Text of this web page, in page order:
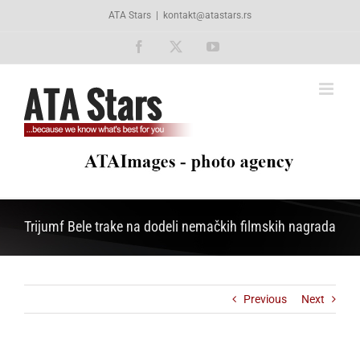
ATA Stars kontakt@atastars.rs
Facebook YouTube
Trijumf Bele trake na dodeli nemačkih filmskih nagrada
Previous Next